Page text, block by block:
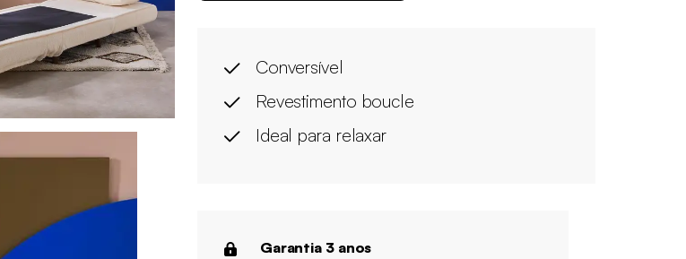
Conversível
Revestimento boucle
Ideal para relaxar
Garantia 3 anos